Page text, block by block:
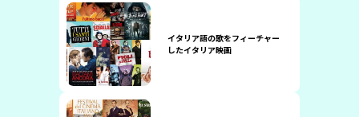
イタリア語の歌をフィーチャー
したイタリア映画